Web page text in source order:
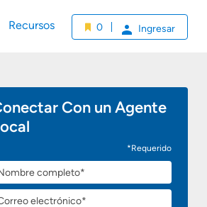
Recursos 0 Ingresar
Con un Agente
*Requerido